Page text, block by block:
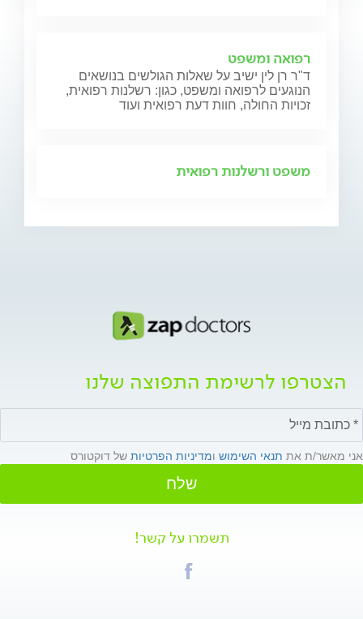
רפואה ומשפט
ד"ר רן לין ישיב על שאלות הגולשים בנושאים
הנוגעים לרפואה ומשפט, כגון: רשלנות רפואית,
זכויות החולה, חוות דעת רפואית ועוד
משפט ורשלנות רפואית
הצטרפו לרשימת התפוצה שלנו
אני מאשר/ת את תנאי השימוש ומדיניות הפרטיות של דוקטורס
שלח
תשמרו על קשר!